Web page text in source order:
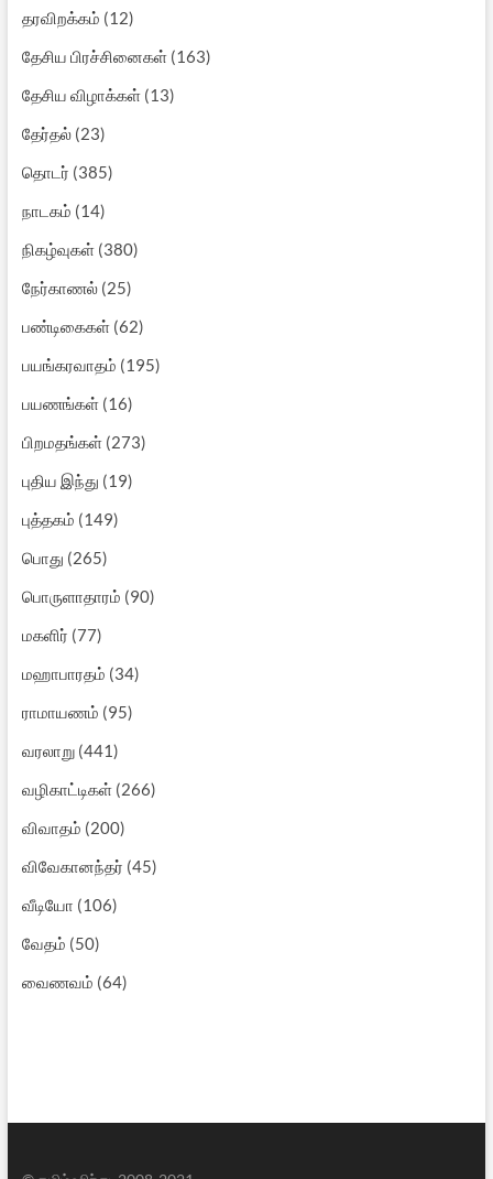
தரவிறக்கம் (12)
தேசிய பிரச்சினைகள்(163)
தேசிய விழாக்கள்(13)
தேர்தல்(23)
தொடர் (385)
நாடகம் (14)
நிகழ்வுகள்(380)
நேர்காணல்(25)
பண்டிகைகள்(62)
பயங்கரவாதம் (195)
பயணங்கள்(16)
பிறமதங்கள்(273)
புதிய இந்து (19)
புத்தகம் (149)
பொது (265)
பொருளாதாரம் (90)
மகளிர் (77)
மஹாபாரதம் (34)
ராமாயணம் (95)
வரலாறு(441)
வழிகாட்டிகள்(266)
விவாதம் (200)
விவேகானந்தர் (45)
வீடியோ (106)
வேதம் (50)
வைணவம் (64)